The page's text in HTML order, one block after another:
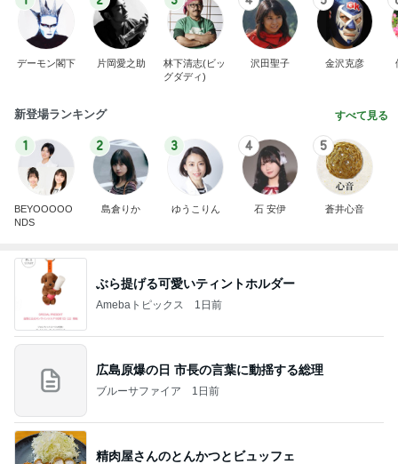
デーモン閣下 片岡愛之助
林下清志(ビッ
グダディ)
沢田聖子 金沢克彦
新登場ランキング すべて見る
1
BEYOOOOO
NDS
2
島倉りか
3
ゆうこりん
4
石 安伊
5
蒼井心音
ぶら提げる可愛いティントホルダー
Amebaトピックス 1日前
広島原爆の日 市長の言葉に動揺する総理
ブルーサファイア 1日前
精肉屋さんのとんかつとビュッフェ